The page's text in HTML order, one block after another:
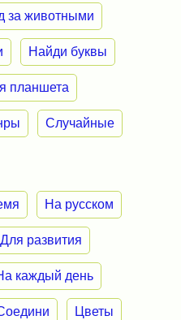
за животными
Найди буквы
планшета
Случайные
На русском
Для развития
каждый день
Цветы